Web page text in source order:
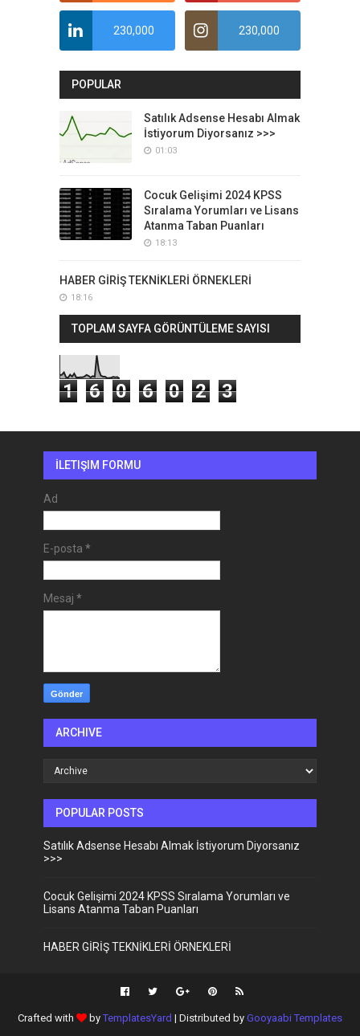
230,000 230,000
POPULAR
Satılık Adsense Hesabı Almak
İstiyorum Diyorsanız >>>
01:03
Cocuk Gelişimi 2024 KPSS
Sıralama Yorumları ve Lisans
Atanma Taban Puanları
18:13
HABER GİRİŞ TEKNİKLERİ ÖRNEKLERİ
18:16
TOPLAM SAYFA GÖRÜNTÜLEME SAYISI
1 6 0 6 0 2 3
İLETIŞIM FORMU
Ad
E-posta *
Mesaj *
ARCHIVE
POPULAR POSTS
Satılık Adsense Hesabı Almak İstiyorum Diyorsanız
>>>
Cocuk Gelişimi 2024 KPSS Sıralama Yorumları ve
Lisans Atanma Taban Puanları
HABER GİRİŞ TEKNİKLERİ ÖRNEKLERİ
Crafted with byTemplatesYard | Distributed by Gooyaabi Templates